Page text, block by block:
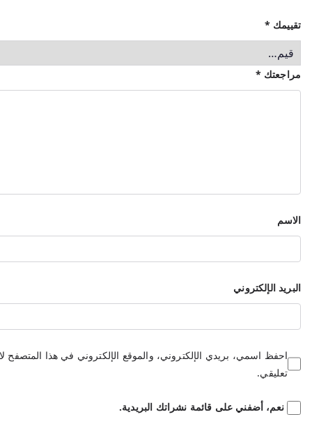
تقييمك *
مراجعتك *
الاسم
البريد الإلكتروني
احفظ اسمي، بريدي الإلكتروني، والموقع الإلكتروني في هذا المتصفح
تعليقي.
نعم، أضفني على قائمة نشراتك البريدية.